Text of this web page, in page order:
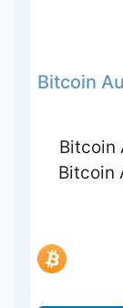
Bitcoin
Bitcoin
Bitcoin